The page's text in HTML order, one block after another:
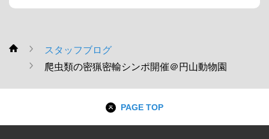
WWF
スタッフブログ
爬虫類の密猟密輸シンポ開催＠円山動物園
PAGE TOP